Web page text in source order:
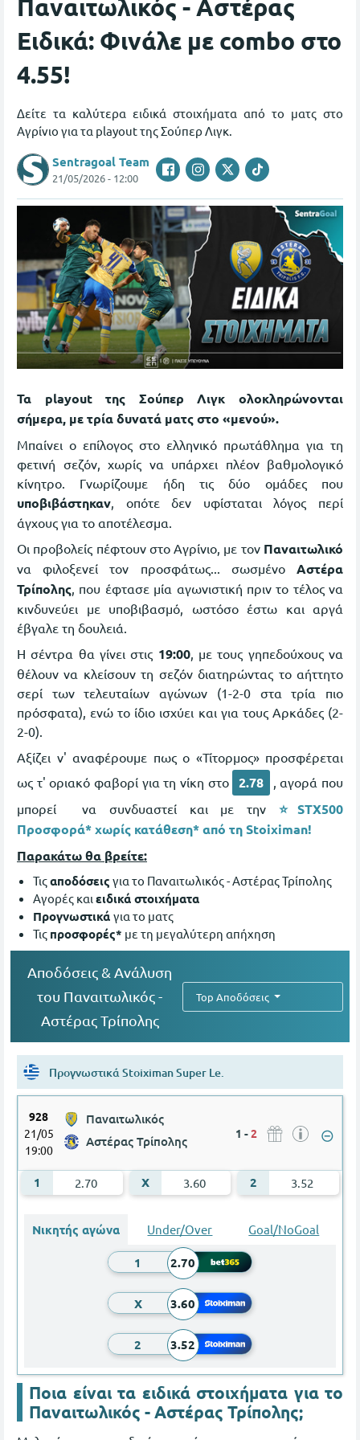
Παναιτωλικός - Αστέρας
Ειδικά: Φινάλε με combo στο
4.55!
Δείτε τα καλύτερα ειδικά στοιχήματα από το ματς στο
Αγρίνιο για τα playout της Σούπερ Λιγκ.
Sentragoal Team
21/05/2026 - 12:00
Τα playout της Σούπερ Λιγκ ολοκληρώνονται
σήμερα, με τρία δυνατά ματς στο «μενού».
Μπαίνει ο επίλογος στο ελληνικό πρωτάθλημα για τη
φετινή σεζόν, χωρίς να υπάρχει πλέον βαθμολογικό
κίνητρο. Γνωρίζουμε ήδη τις δύο ομάδες που
υποβιβάστηκαν, οπότε δεν υφίσταται λόγος περί
άγχους για το αποτέλεσμα.
Οι προβολείς πέφτουν στο Αγρίνιο, με τον Παναιτωλικό
να φιλοξενεί τον προσφάτως... σωσμένο Αστέρα
Τρίπολης, που έφτασε μία αγωνιστική πριν το τέλος να
κινδυνεύει με υποβιβασμό, ωστόσο έστω και αργά
έβγαλε τη δουλειά.
Η σέντρα θα γίνει στις 19:00, με τους γηπεδούχους να
θέλουν να κλείσουν τη σεζόν διατηρώντας το αήττητο
σερί των τελευταίων αγώνων (1-2-0 στα τρία πιο
πρόσφατα), ενώ το ίδιο ισχύει και για τους Αρκάδες (2-
2-0).
Αξίζει ν' αναφέρουμε πως ο «Τίτορμος» προσφέρεται
ως τ' οριακό φαβορί για τη νίκη στο
2.78
, αγορά που
μπορεί να συνδυαστεί και με την⭐STX500
Προσφορά* χωρίς κατάθεση* από τη Stoiximan!
Παρακάτω θα βρείτε:
Τιςαποδόσεις για το Παναιτωλικός - Αστέρας Τρίπολης
Αγορές και ειδικά στοιχήματα
Προγνωστικά για το ματς
Τις προσφορές* με τη μεγαλύτερη απήχηση
Αποδόσεις & Ανάλυση
του Παναιτωλικός -
Αστέρας Τρίπολης
Top Αποδόσεις
Προγνωστικά Stoiximan Super Le.
928
21/05
19:00
Παναιτωλικός
Αστέρας Τρίπολης
1 -2
2.70 3.60 3.52
Νικητής αγώνα Under/Over Goal/NoGoal
1 2.70
X 3.60
2 3.52
Ποια είναι τα ειδικά στοιχήματα για το
Παναιτωλικός - Αστέρας Τρίπολης;